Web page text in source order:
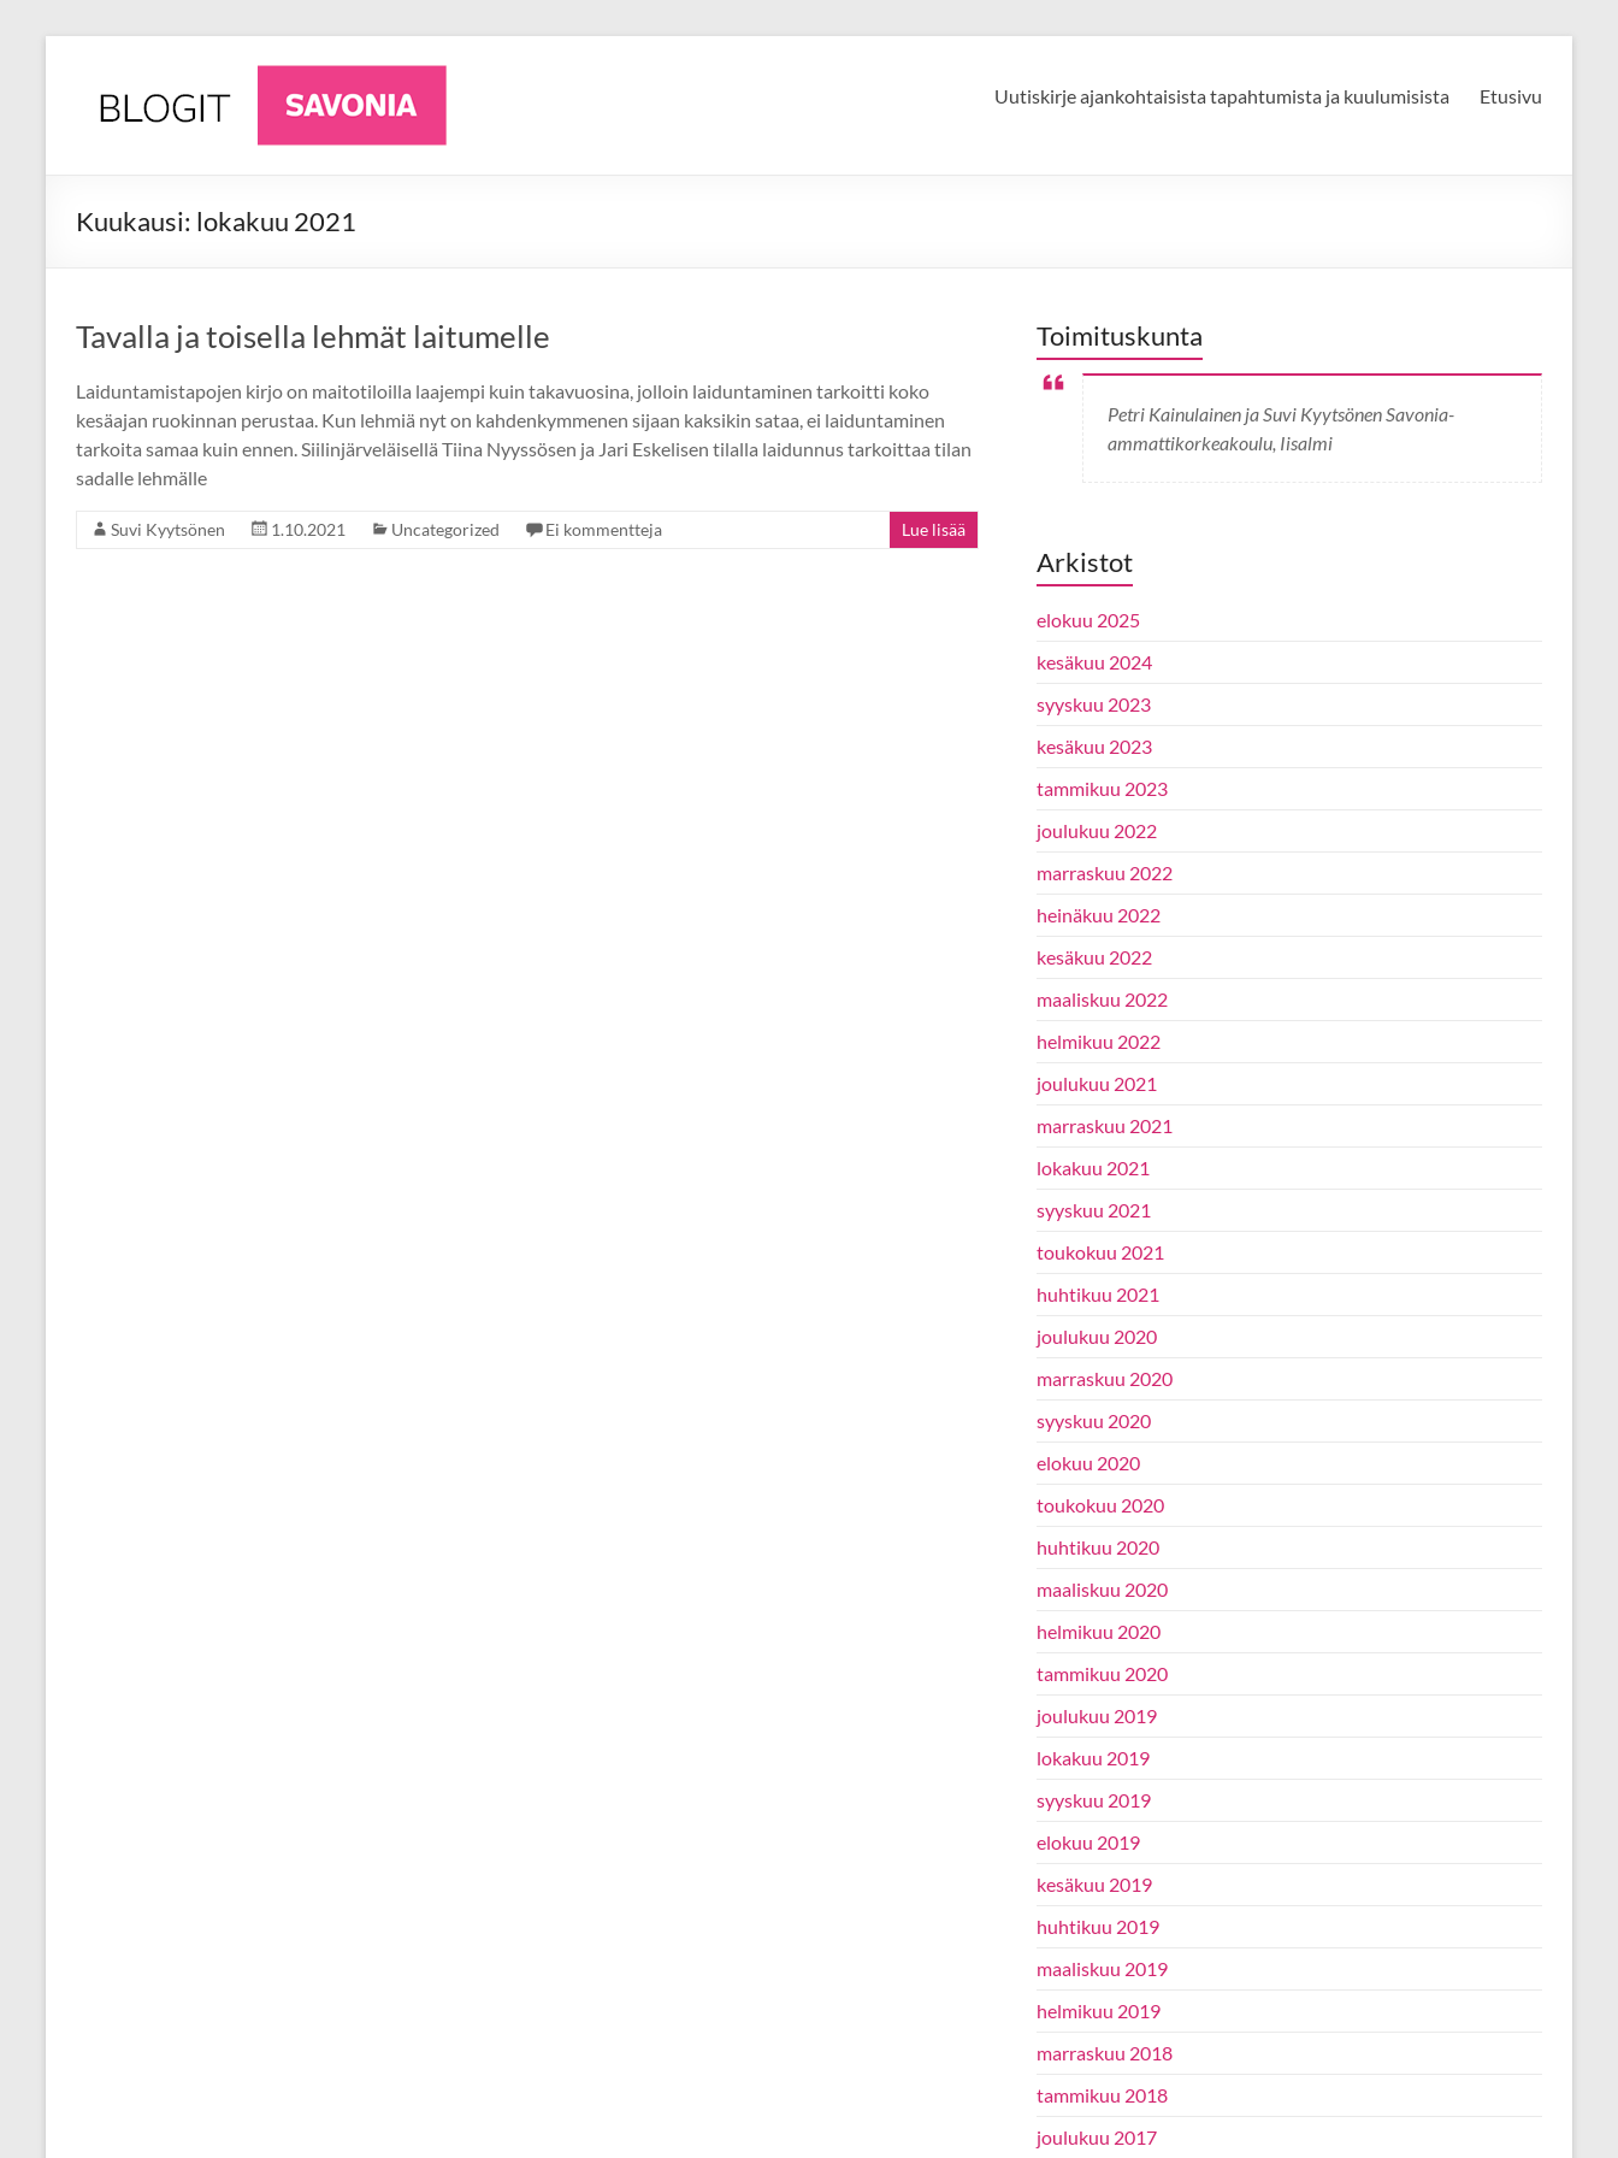
contentAgriFuture
Iisalmi
luonnonvara-
Uutiskirje ajankohtaisista tapahtumista ja kuulumisista Etusivu
Kuukausi: lokakuu 2021
Tavalla ja toisella lehmät laitumelle
Laiduntamistapojen kirjo on maitotiloilla laajempi kuin takavuosina, jolloin laiduntaminen tarkoitti koko
kesäajan ruokinnan perustaa. Kun lehmiä nyt on kahdenkymmenen sijaan kaksikin sataa, ei laiduntaminen
tarkoita samaa kuin ennen. Siilinjärveläisellä Tiina Nyyssösen ja Jari Eskelisen tilalla laidunnus tarkoittaa tilan
sadalle lehmälle
Suvi Kyytsönen 1.10.2021 Uncategorized Ei kommentteja Lue lisää
Toimituskunta
Petri Kainulainen ja Suvi Kyytsönen Savonia-
ammattikorkeakoulu, Iisalmi
Arkistot
elokuu 2025
kesäkuu 2024
syyskuu 2023
kesäkuu 2023
tammikuu 2023
joulukuu 2022
marraskuu 2022
heinäkuu 2022
kesäkuu 2022
maaliskuu 2022
helmikuu 2022
joulukuu 2021
marraskuu 2021
lokakuu 2021
syyskuu 2021
toukokuu 2021
huhtikuu 2021
joulukuu 2020
marraskuu 2020
syyskuu 2020
elokuu 2020
toukokuu 2020
huhtikuu 2020
maaliskuu 2020
helmikuu 2020
tammikuu 2020
joulukuu 2019
lokakuu 2019
syyskuu 2019
elokuu 2019
kesäkuu 2019
huhtikuu 2019
maaliskuu 2019
helmikuu 2019
marraskuu 2018
tammikuu 2018
joulukuu 2017